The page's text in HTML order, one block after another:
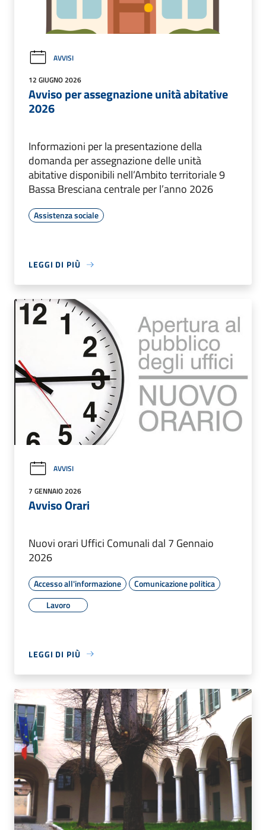
AVVISI
12 GIUGNO 2026
Avviso per assegnazione unità abitative
2026
Informazioni per la presentazione della
domanda per assegnazione delle unità
abitative disponibili nell’Ambito territoriale 9
Bassa Bresciana centrale per l’anno 2026
Assistenza sociale
LEGGI DI PIÙ
AVVISI
7 GENNAIO 2026
Avviso Orari
Nuovi orari Uffici Comunali dal 7 Gennaio
2026
Accesso all'informazione
Comunicazione politica
Lavoro
LEGGI DI PIÙ